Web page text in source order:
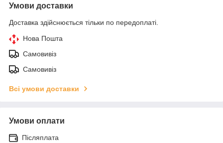
Умови доставки
Доставка здійснюється тільки по передоплаті.
Нова Пошта
Самовивіз
Самовивіз
Всі умови доставки
Умови оплати
Післяплата